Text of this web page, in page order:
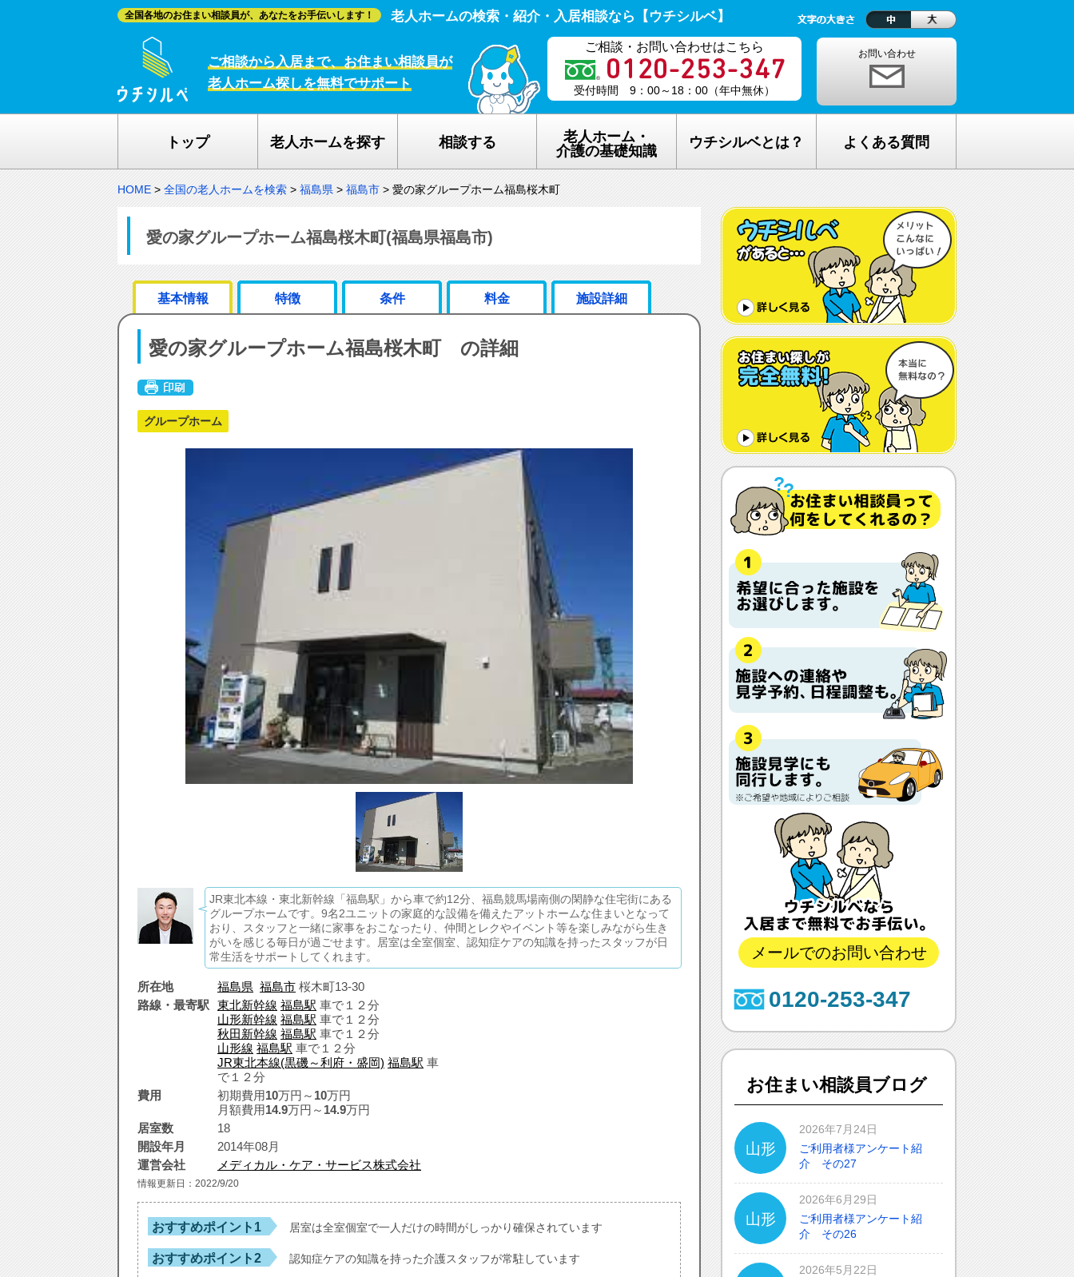
全国各地のお住まい相談員が、あなたをお手伝いします！ 老人ホームの検索・紹介・入居相談なら【ウチシルベ】
ご相談から入居まで、お住まい相談員が
老人ホーム探しを無料でサポート
ご相談・お問い合わせはこちら
受付時間 9：00～18：00（年中無休）
お問い合わせ
トップ 老人ホームを探す 相談する
老人ホーム・
介護の基礎知識
老人ホームの種類
介護保険のしくみ
認知症について
生活保護について
ウチシルベとは？
老人ホーム探しが完全無料の理由
老人ホーム探し無料相談の流れ
ウチシルベのメリット
ウチシルベFC加盟について
よくある質問
老人ホームの種類が複雑でわからな
い・・
どんな人が入居しているの？
希望してもなかなか入れないのでは？
体調や病状が悪化しても最後まで住め
ますか？
認知症でも入れますか？
入居金が無料～何千万円と大きな差が
あるけど、どこが違うの？
入居するとどんな人がサービスをして
くれるの？
本当に相談無料？
他の紹介会社と「ウチシルベ」はどう
違うの？aa
HOME > 全国の老人ホームを検索 > 福島県 > 福島市 > 愛の家グループホーム福島桜木町
愛の家グループホーム福島桜木町(福島県福島市)
基本情報 特徴 条件 料金 施設詳細
愛の家グループホーム福島桜木町 の詳細
グループホーム
JR東北本線・東北新幹線「福島駅」から車で約12分、福島競馬場南側の閑静な住宅街にある
グループホームです。9名2ユニットの家庭的な設備を備えたアットホームな住まいとなって
おり、スタッフと一緒に家事をおこなったり、仲間とレクやイベント等を楽しみながら生き
がいを感じる毎日が過ごせます。居室は全室個室、認知症ケアの知識を持ったスタッフが日
常生活をサポートしてくれます。
所在地 福島県 福島市 桜木町13-30
路線・最寄駅
東北新幹線 福島駅 車で１２分
山形新幹線 福島駅 車で１２分
秋田新幹線 福島駅 車で１２分
山形線 福島駅 車で１２分
JR東北本線(黒磯～利府・盛岡) 福島駅 車
で１２分
費用
初期費用10万円～ 10万円
月額費用14.9万円～ 14.9万円
居室数
18
開設年月
2014年08月
運営会社
メディカル・ケア・サービス株式会社
情報更新日：2022/9/20
おすすめポイント1 居室は全室個室で一人だけの時間がしっかり確保されています
おすすめポイント2 認知症ケアの知識を持った介護スタッフが常駐しています
メールでのお問い合わせ
0120-253-347
お住まい相談員ブログ
山形
2026年7月24日
ご利用者様アンケート紹
介 その27
山形
2026年6月29日
ご利用者様アンケート紹
介 その26
2026年5月22日